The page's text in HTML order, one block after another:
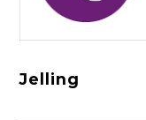
Jelling